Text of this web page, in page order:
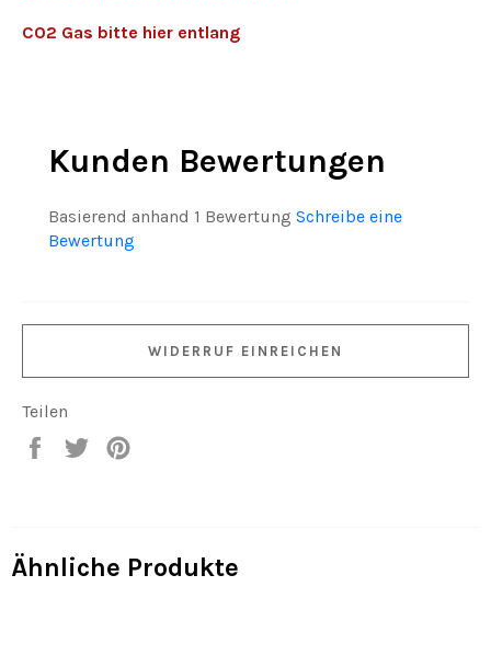
CO2 Gas bitte hier entlang
Kunden Bewertungen
Basierend anhand 1 Bewertung Schreibe eine
Bewertung
WIDERRUF EINREICHEN
Teilen
Auf
Auf
Ähnliche Produkte